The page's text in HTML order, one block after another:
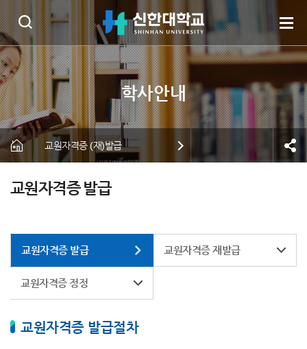
교원자격증 (재)발급
교원자격증 발급
교원자격증 발급 교원자격증 재발급
교원자격증 정정
교원자격증 발급절차